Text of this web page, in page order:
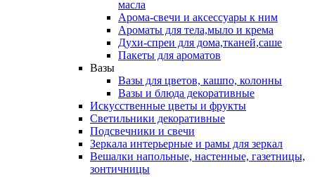
масла
Арома-свечи и аксессуары к ним
Ароматы для тела,мыло и крема
Духи-спреи для дома,тканей,саше
Пакеты для ароматов
Вазы
Вазы для цветов, кашпо, колонны
Вазы и блюда декоративные
Искусственные цветы и фрукты
Светильники декоративные
Подсвечники и свечи
Зеркала интерьерные и рамы для зеркал
Вешалки напольные, настенные, газетницы,
зонтичницы